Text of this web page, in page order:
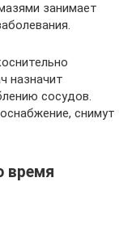
занимает
назначит
сосудов.
снимут
время